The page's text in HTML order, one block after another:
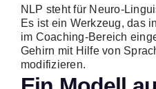
NLP steht für Neuro-
Es ist ein Werkzeug, das
im Coaching-Bereich
Gehirn mit Hilfe von
modifizieren.